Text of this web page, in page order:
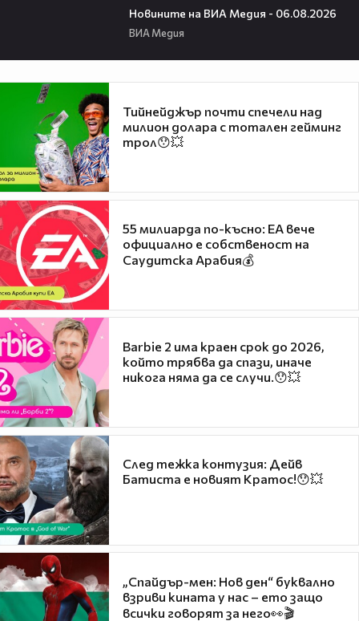
Новините на ВИА Медия - 06.08.2026
ВИА Медия
Тийнейджър почти спечели над
милион долара с тотален гейминг
трол😯💥
55 милиарда по-късно: EA вече
официално е собственост на
Саудитска Арабия💰
Barbie 2 има краен срок до 2026,
който трябва да спази, иначе
никога няма да се случи.😯💥
След тежка контузия: Дейв
Батиста е новият Кратос!😯💥
„Спайдър-мен: Нов ден“ буквално
взриви кината у нас – ето защо
всички говорят за него👀🎬